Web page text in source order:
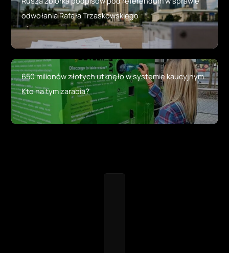
odwołania Rafała Trzaskowskiego
650 milionów złotych utknęło w systemie kaucyjnym.
Kto na tym zarabia?